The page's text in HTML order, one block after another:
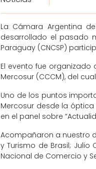
La Cámara Argentina
desarrollado el pasado
Paraguay (CNCSP)
El evento fue
Mercosur (CCCM), del
Uno de los puntos
Mercosur desde la
en el panel sobre
Acompañaron a nuestro
y Turismo de Brasil; Julio
Nacional de Comercio y